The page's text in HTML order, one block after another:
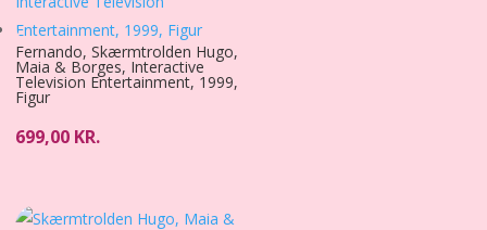
Fernando, Skærmtrolden Hugo,
Maia & Borges, Interactive
Television Entertainment, 1999,
Figur
699,00 KR.